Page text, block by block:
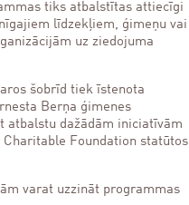
tiks atbalstītas attiecīgi
līdzekļiem, ģimeņu vai
uz ziedojuma
šobrīd tiek īstenota
Berņa ģimenes
atbalstu dažādām iniciatīvām
Foundation statūtos
varat uzzināt programmas